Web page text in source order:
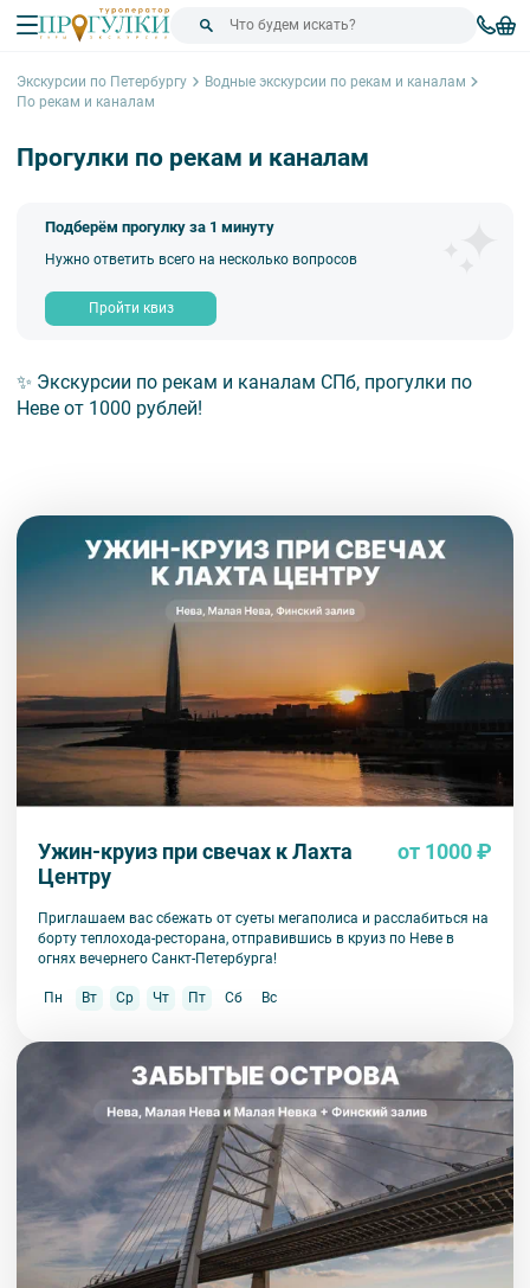
Экскурсии по Петербургу
Водные экскурсии по рекам и каналам
По рекам и каналам
Прогулки по рекам и каналам
Подберём прогулку за 1 минуту
Нужно ответить всего на несколько вопросов
Пройти квиз
✨ Экскурсии по рекам и каналам СПб, прогулки по
Неве от 1000 рублей!
Ужин-круиз при свечах к Лахта
Центру
от 1000 ₽
Приглашаем вас сбежать от суеты мегаполиса и расслабиться на
борту теплохода-ресторана, отправившись в круиз по Неве в
огнях вечернего Санкт-Петербурга!
Пн Вт Ср Чт Пт Сб Вс